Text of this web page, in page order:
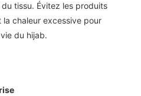
tissu. Évitez les produits
chaleur excessive pour
du hijab.